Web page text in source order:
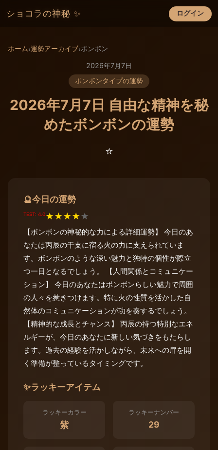
ショコラの神秘 ✨ ログイン
×
ホーム›運勢アーカイブ›ボンボン
2026年7月7日
ボンボンタイプの運勢
2026年7月7日 自由な精神を秘
めたボンボンの運勢
⭐️
🔮今日の運勢
TEST: 4.0★★★★★
【ボンボンの神秘的な力による詳細運勢】 今日のあ
なたは丙辰の干支に宿る火の力に支えられていま
す。ボンボンのような深い魅力と独特の個性が際立
つ一日となるでしょう。 【人間関係とコミュニケー
ション】 今日のあなたはボンボンらしい魅力で周囲
の人々を惹きつけます。特に火の性質を活かした自
然体のコミュニケーションが功を奏するでしょう。
【精神的な成長とチャンス】 丙辰の持つ特別なエネ
ルギーが、今日のあなたに新しい気づきをもたらし
ます。過去の経験を活かしながら、未来への扉を開
く準備が整っているタイミングです。
✨ラッキーアイテム
ラッキーカラー
紫
ラッキーナンバー
29